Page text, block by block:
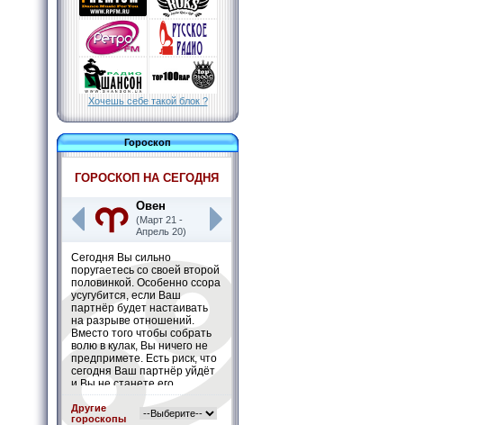
Хочешь себе такой блок ?
Гороскоп
ГОРОСКОП НА СЕГОДНЯ
Овен
(Март 21 -
Апрель 20)
Сегодня Вы сильно
поругаетесь со своей второй
половинкой. Особенно ссора
усугубится, если Ваш
партнёр будет настаивать
на разрыве отношений.
Вместо того чтобы собрать
волю в кулак, Вы ничего не
предпримете. Есть риск, что
сегодня Ваш партнёр уйдёт
и Вы не станете его
останавливать. Подробнее
Другие
гороскопы